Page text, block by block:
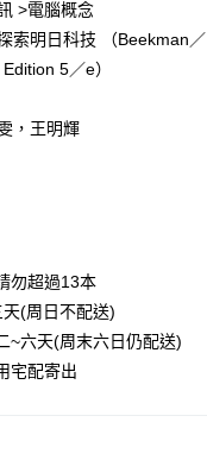
>電腦概念
索明日科技 （Beekman／
5／e）
，王明輝
勿超過13本
(周日不配送)
~六天(周末六日仍配送)
宅配寄出